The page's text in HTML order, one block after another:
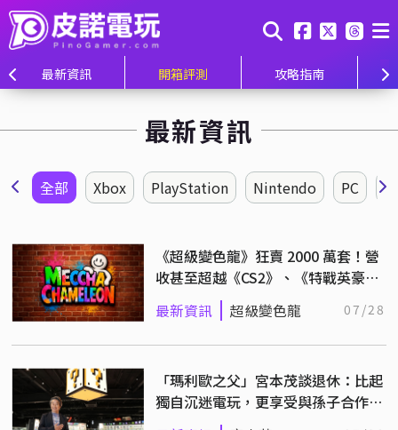
最新資訊 開箱評測 攻略指南
最新資訊
全部 Xbox PlayStation Nintendo PC
《超級變色龍》狂賣 2000 萬套！營
收甚至超越《CS2》、《特戰英豪》
等市場大作！
最新資訊 超級變色龍 07/28
「瑪利歐之父」宮本茂談退休：比起
獨自沉迷電玩，更享受與孫子合作通
關的遊戲時光！